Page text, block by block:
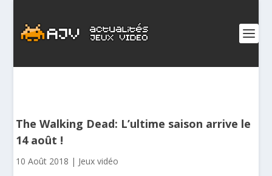
The Walking Dead: L’ultime saison arrive le
14 août !
10 Août 2018 | Jeux vidéo